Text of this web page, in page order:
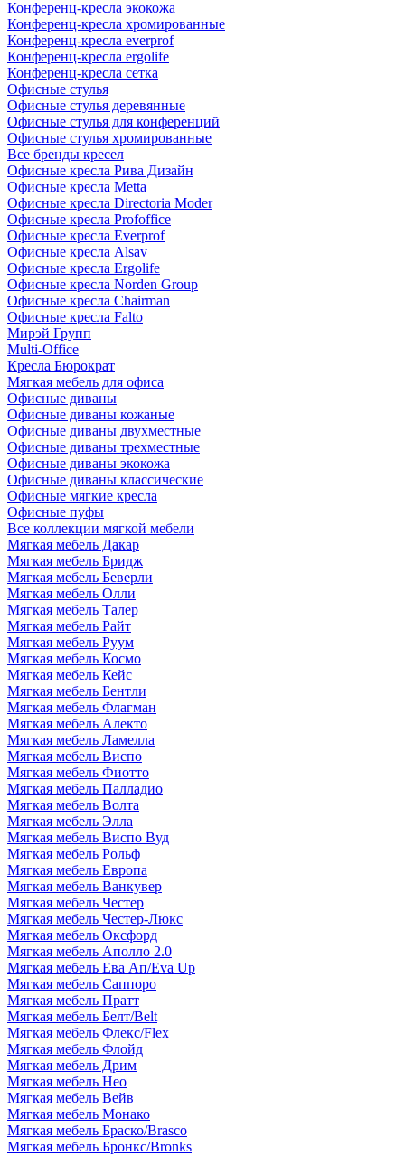
Конференц-кресла экокожа
Конференц-кресла хромированные
Конференц-кресла everprof
Конференц-кресла ergolife
Конференц-кресла сетка
Офисные стулья
Офисные стулья деревянные
Офисные стулья для конференций
Офисные стулья хромированные
Все бренды кресел
Офисные кресла Рива Дизайн
Офисные кресла Metta
Офисные кресла Directoria Moder
Офисные кресла Profoffice
Офисные кресла Everprof
Офисные кресла Alsav
Офисные кресла Ergolife
Офисные кресла Norden Group
Офисные кресла Chairman
Офисные кресла Falto
Мирэй Групп
Multi-Office
Кресла Бюрократ
Мягкая мебель для офиса
Офисные диваны
Офисные диваны кожаные
Офисные диваны двухместные
Офисные диваны трехместные
Офисные диваны экокожа
Офисные диваны классические
Офисные мягкие кресла
Офисные пуфы
Все коллекции мягкой мебели
Мягкая мебель Дакар
Мягкая мебель Бридж
Мягкая мебель Беверли
Мягкая мебель Олли
Мягкая мебель Талер
Мягкая мебель Райт
Мягкая мебель Руум
Мягкая мебель Космо
Мягкая мебель Кейс
Мягкая мебель Бентли
Мягкая мебель Флагман
Мягкая мебель Алекто
Мягкая мебель Ламелла
Мягкая мебель Виспо
Мягкая мебель Фиотто
Мягкая мебель Палладио
Мягкая мебель Волта
Мягкая мебель Элла
Мягкая мебель Виспо Вуд
Мягкая мебель Рольф
Мягкая мебель Европа
Мягкая мебель Ванкувер
Мягкая мебель Честер
Мягкая мебель Честер-Люкс
Мягкая мебель Оксфорд
Мягкая мебель Аполло 2.0
Мягкая мебель Ева Ап/Eva Up
Мягкая мебель Саппоро
Мягкая мебель Пратт
Мягкая мебель Белт/Belt
Мягкая мебель Флекс/Flex
Мягкая мебель Флойд
Мягкая мебель Дрим
Мягкая мебель Нео
Мягкая мебель Вейв
Мягкая мебель Монако
Мягкая мебель Браско/Brasco
Мягкая мебель Бронкс/Bronks